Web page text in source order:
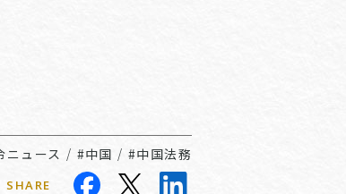
ニュース / #中国 / #中国法務
SHARE